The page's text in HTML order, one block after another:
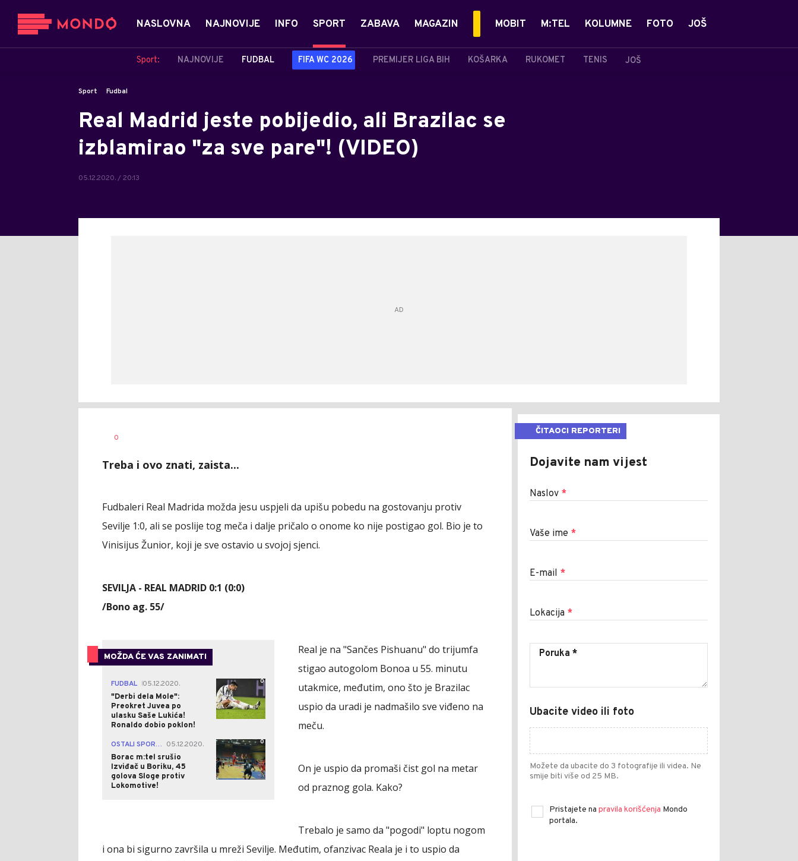
NASLOVNA NAJNOVIJE INFO SPORT
Sport: NAJNOVIJE FUDBAL FIFA WC 2026 PREMIJER LIGA BIH KOŠARKA RUKOMET TENIS JOŠ
ZABAVA MAGAZIN MOBIT M:TEL KOLUMNE FOTO JOŠ
Sport Fudbal
Real Madrid jeste pobijedio, ali Brazilac se
izblamirao "za sve pare"! (VIDEO)
05.12.2020. / 20:13
AUTOR
0
Treba i ovo znati, zaista...
Fudbaleri Real Madrida možda jesu uspjeli da upišu pobedu na gostovanju protiv
Sevilje 1:0, ali se poslije tog meča i dalje pričalo o onome ko nije postigao gol. Bio je to
Vinisijus Žunior, koji je sve ostavio u svojoj sjenci.
SEVILJA - REAL MADRID 0:1 (0:0)
/Bono ag. 55/
MOŽDA ĆE VAS ZANIMATI
FUDBAL 05.12.2020.
"Derbi dela Mole":
Preokret Juvea po
ulasku Saše Lukića!
Ronaldo dobio poklon!
0
OSTALI SPORTOVI 05.12.2020.
Borac m:tel srušio
Izviđač u Boriku, 45
golova Sloge protiv
Lokomotive!
0
Real je na "Sančes Pishuanu" do trijumfa
stigao autogolom Bonoa u 55. minutu
utakmice, međutim, ono što je Brazilac
uspio da uradi je nadmašilo sve viđeno na
meču.
On je uspio da promaši čist gol na metar
od praznog gola. Kako?
Trebalo je samo da "pogodi" loptu nogom
i ona bi sigurno završila u mreži Sevilje. Međutim, ofanzivac Reala je i to uspio da
ČITAOCI REPORTERI
Dojavite nam vijest
Naslov *
Vaše ime *
E-mail *
Lokacija *
Ubacite video ili foto
Možete da ubacite do 3 fotografije ili videa. Ne
smije biti više od 25 MB.
Pristajete na pravila korišćenja Mondo
portala.